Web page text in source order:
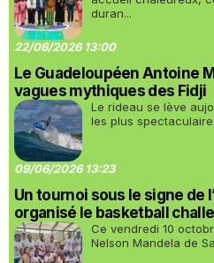
duran...
22/06/2026 13:00
Le Guadeloupéen Antoine
vagues mythiques des Fidji
Le rideau se lève
les plus
09/06/2026 13:23
Un tournoi sous le signe de
organisé le basketball
Ce vendredi 10
Nelson Mandela de